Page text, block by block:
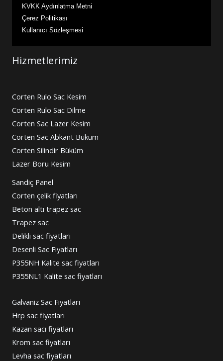
KVKK Aydınlatma Metni
Çerez Politikası
Kullanıcı Sözleşmesi
Hizmetlerimiz
Corten Rulo Sac Kesim
Corten Rulo Sac Dilme
Corten Sac Lazer Kesim
Corten Sac Abkant Büküm
Corten Silindir Büküm
Lazer Boru Kesim
Sandiç Panel
Corten çelik fiyatları
Beton altı trapez sac
Trapez sac
Delikli sac fiyatlari
Desenli Sac Fiyatları
P355NH Kalite sac fiyatları
P355NL1 Kalite sac fiyatları
Galvaniz Sac Fiyatları
Hrp sac fiyatları
Kazan sacı fiyatları
Krom sac fiyatları
Levha sac fiyatları